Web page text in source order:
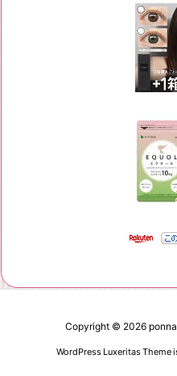
Copyright © 2026
WordPress Luxeritas Theme